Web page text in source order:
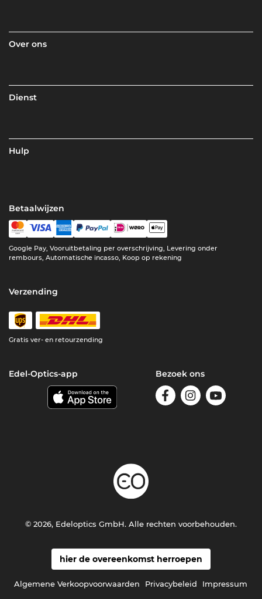
Over ons
Dienst
Hulp
Betaalwijzen
Google Pay, Vooruitbetaling per overschrijving, Levering onder
rembours, Automatische incasso, Koop op rekening
Verzending
Gratis ver- en retourzending
Edel-Optics-app Bezoek ons
hier de overeenkomst herroepen
Algemene Verkoopvoorwaarden Privacybeleid Impressum
© 2026, Edeloptics GmbH. Alle rechten voorbehouden.